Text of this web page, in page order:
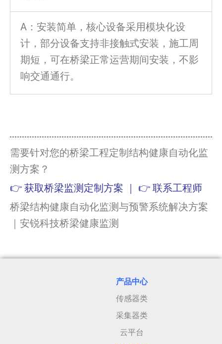
A：安装简单，核心设备采用模块化设
计，部分设备支持非接触式安装，施工周
期短，可在桥梁正常运营期间安装，不影
响交通通行。
需要针对您的桥梁工程定制结构健康自动化监
测方案？
👉 获取桥梁监测定制方案 ｜ 👉 联系工程师
桥梁结构健康自动化监测与预警系统解决方案
｜安锐科技桥梁健康监测
产品中心
传感器类
采集器类
云平台